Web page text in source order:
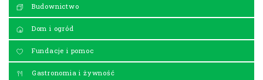
Budownictwo
Dom i ogród
Fundacje i pomoc
Gastronomia i żywność